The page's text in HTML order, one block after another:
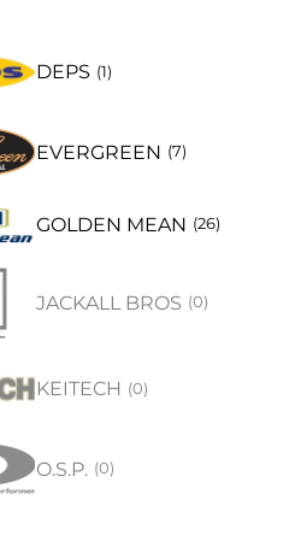
DEPS (1)
EVERGREEN (7)
GOLDEN MEAN (26)
JACKALL BROS (0)
KEITECH (0)
O.S.P. (0)